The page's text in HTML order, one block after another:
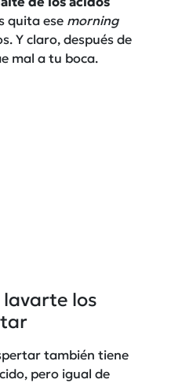
quita ese morning
Y claro, después de
mal a tu boca.
lavarte los
también tiene
pero igual de